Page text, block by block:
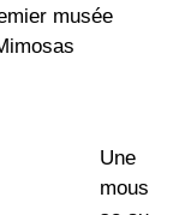
musée
Une
mous